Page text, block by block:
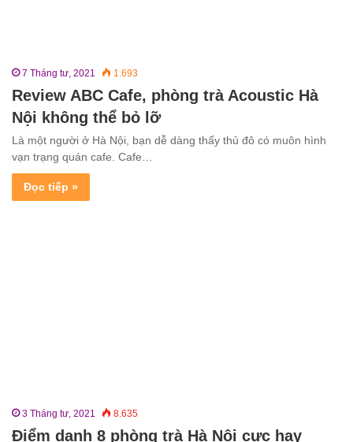
7 Tháng tư, 2021 1.693
Review ABC Cafe, phòng trà Acoustic Hà
Nội không thể bỏ lỡ
Là một người ở Hà Nội, bạn dễ dàng thấy thủ đô có muôn hình
vạn trạng quán cafe. Cafe…
Đọc tiếp »
3 Tháng tư, 2021 8.635
Điểm danh 8 phòng trà Hà Nội cực hay